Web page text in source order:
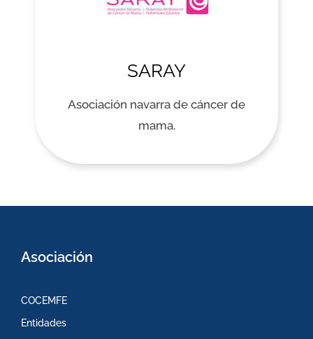
SARAY
Asociación navarra de cáncer de
mama.
Asociación
COCEMFE
Entidades